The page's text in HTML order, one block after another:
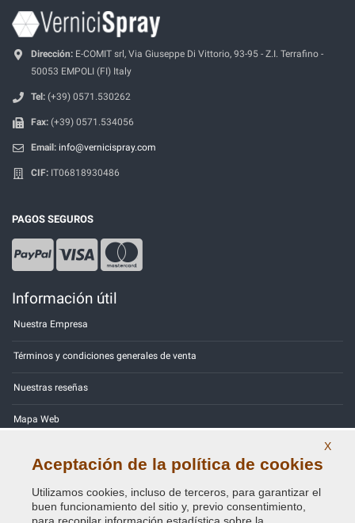
Dirección: E-COMIT srl, Via Giuseppe Di Vittorio, 93-95 - Z.I. Terrafino -
50053 EMPOLI (FI) Italy
Tel: (+39) 0571.530262
Fax: (+39) 0571.534056
Email: info@vernicispray.com
CIF: IT06818930486
PAGOS SEGUROS
Información útil
Nuestra Empresa
Términos y condiciones generales de venta
Nuestras reseñas
Mapa Web
Política de Privacidad - RGPD
X
Aceptación de la política de cookies
Utilizamos cookies, incluso de terceros, para garantizar el
buen funcionamiento del sitio y, previo consentimiento,